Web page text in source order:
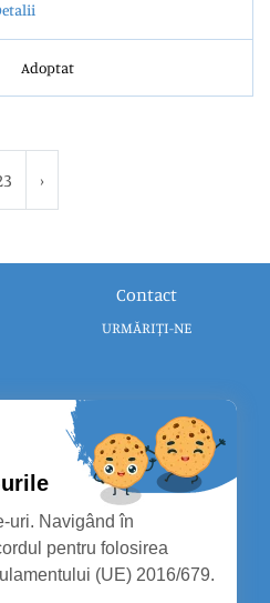
Adoptat
›
PERSONALE
MEDIA
SATU MARE
Contact
URMĂRIȚI-NE
uri. Navigând în
pentru folosirea
(UE) 2016/679.